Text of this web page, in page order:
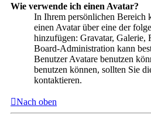
Wie verwende ich einen Avatar?
In Ihrem persönlichen Bereich
einen Avatar über eine der
hinzufügen: Gravatar, Galerie,
Board-Administration kann
Benutzer Avatare benutzen
benutzen können, sollten Sie
kontaktieren.
Nach oben